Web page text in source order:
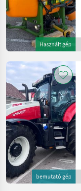
Használt gép
bemutató gép